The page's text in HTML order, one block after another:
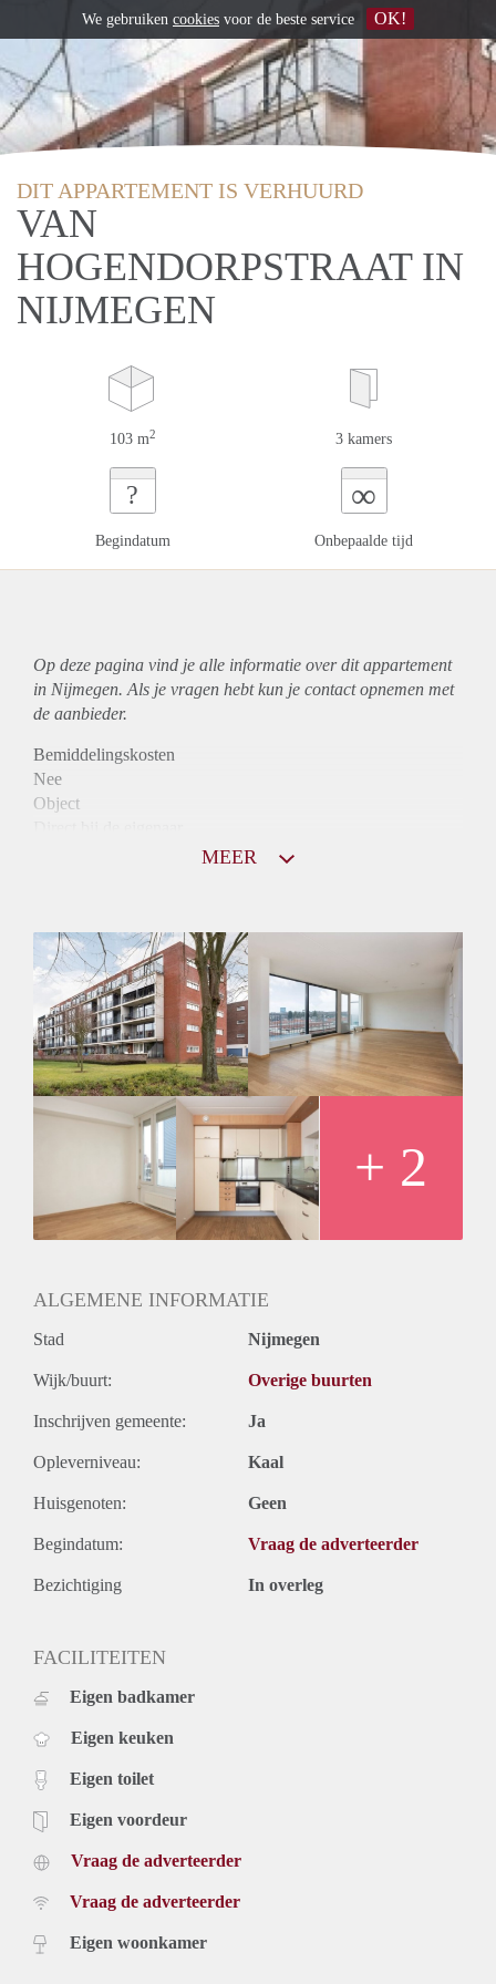
DIT APPARTEMENT IS VERHUURD
VAN
HOGENDORPSTRAAT IN
NIJMEGEN
103 m2 3 kamers
?
Begindatum
∞
Onbepaalde tijd
Op deze pagina vind je alle informatie over ditappartement
in Nijmegen. Als je vragen hebt kun je contact opnemen met
de aanbieder.
Bemiddelingskosten
Nee
Object
Huurtoeslag
Niet mogelijk
Inkomen eis
3,1 X Maandhuur Bruto
Huurtermijn
Onbepaalde termijn
Oplevering
Kaal
MEER
+ 2
ALGEMENE INFORMATIE
Stad Nijmegen
Wijk/buurt: Overige buurten
Inschrijven gemeente: Ja
Opleverniveau: Kaal
Huisgenoten: Geen
Begindatum: Vraag de adverteerder
Bezichtiging In overleg
FACILITEITEN
Eigen badkamer
Eigen keuken
Eigen toilet
Eigen voordeur
Vraag de adverteerder
Vraag de adverteerder
Eigen woonkamer
We gebruiken cookies voor de beste service OK!